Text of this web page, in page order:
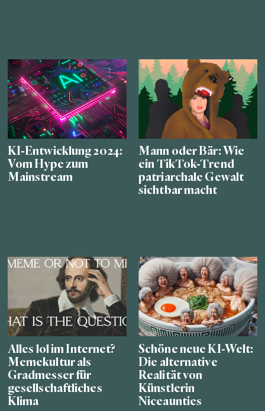
KI-Entwicklung 2024:
Vom Hype zum
Mainstream
Mann oder Bär: Wie
ein TikTok-Trend
patriarchale Gewalt
sichtbar macht
Alles lol im Internet?
Memekultur als
Gradmesser für
gesellschaftliches
Klima
Schöne neue KI-Welt:
Die alternative
Realität von
Künstlerin
Niceaunties